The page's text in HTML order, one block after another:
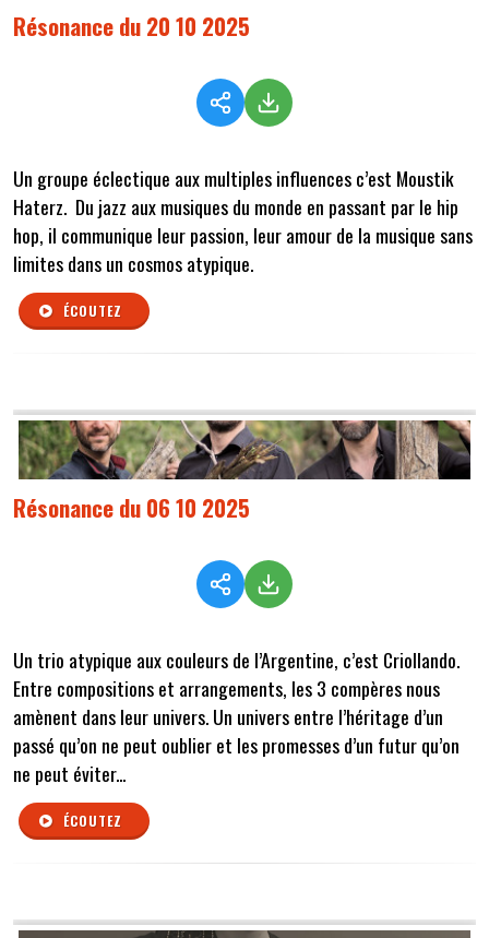
Résonance du 20 10 2025
Un groupe éclectique aux multiples influences c’est Moustik
Haterz. Du jazz aux musiques du monde en passant par le hip
hop, il communique leur passion, leur amour de la musique sans
limites dans un cosmos atypique.
ÉCOUTEZ
Résonance du 06 10 2025
Un trio atypique aux couleurs de l’Argentine, c’est Criollando.
Entre compositions et arrangements, les 3 compères nous
amènent dans leur univers. Un univers entre l’héritage d’un
passé qu’on ne peut oublier et les promesses d’un futur qu’on
ne peut éviter...
ÉCOUTEZ